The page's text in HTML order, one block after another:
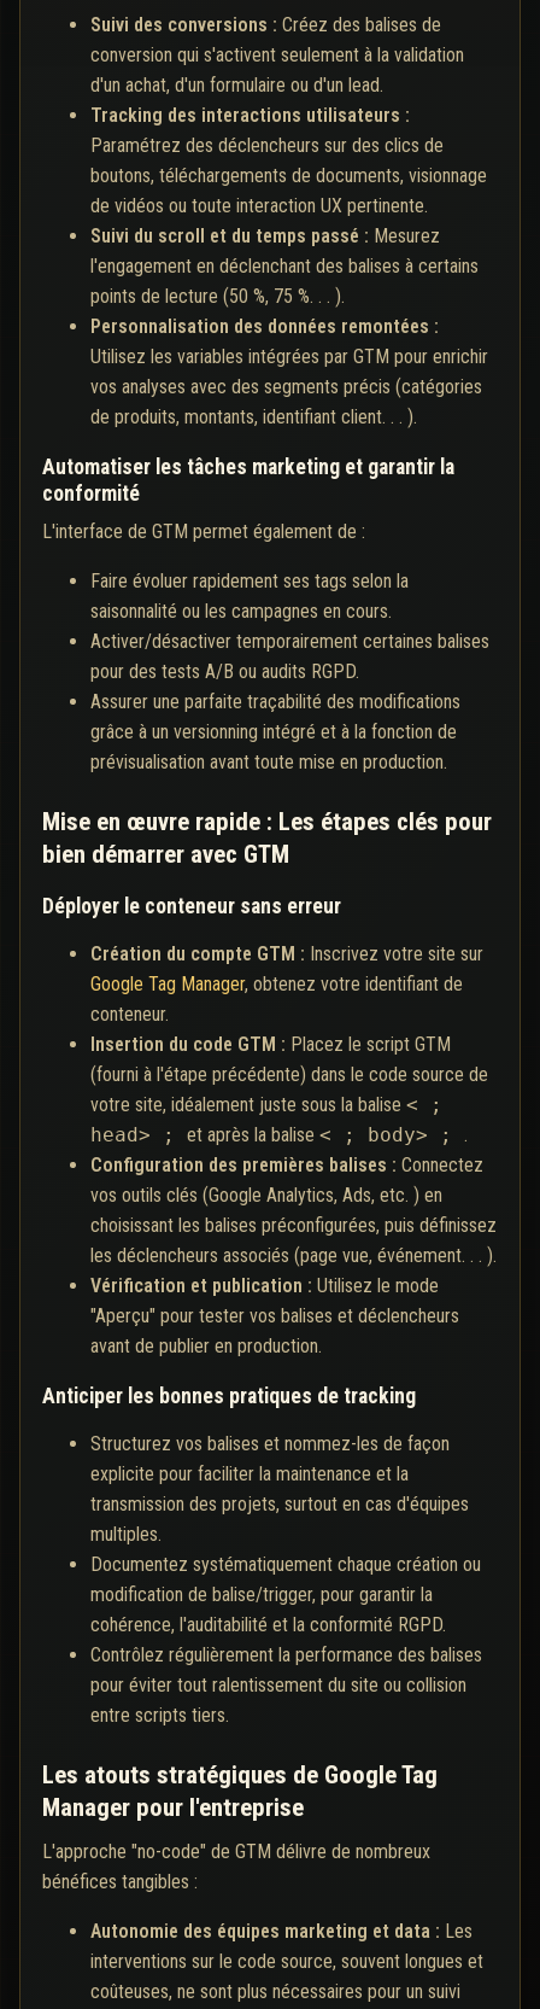
Suivi des conversions : Créez des balises de
conversion qui s'activent seulement à la validation
d'un achat, d'un formulaire ou d'un lead.
Tracking des interactions utilisateurs :
Paramétrez des déclencheurs sur des clics de
boutons, téléchargements de documents, visionnage
de vidéos ou toute interaction UX pertinente.
Suivi du scroll et du temps passé : Mesurez
l'engagement en déclenchant des balises à certains
points de lecture (50 %, 75 %. . . ).
Personnalisation des données remontées :
Utilisez les variables intégrées par GTM pour enrichir
vos analyses avec des segments précis (catégories
de produits, montants, identifiant client. . . ).
Automatiser les tâches marketing et garantir la
conformité
L'interface de GTM permet également de :
Faire évoluer rapidement ses tags selon la
saisonnalité ou les campagnes en cours.
Activer/désactiver temporairement certaines balises
pour des tests A/B ou audits RGPD.
Assurer une parfaite traçabilité des modifications
grâce à un versionning intégré et à la fonction de
prévisualisation avant toute mise en production.
Mise en œuvre rapide : Les étapes clés pour
bien démarrer avec GTM
Déployer le conteneur sans erreur
Création du compte GTM : Inscrivez votre site sur
Google Tag Manager, obtenez votre identifiant de
conteneur.
Insertion du code GTM : Placez le script GTM
(fourni à l'étape précédente) dans le code source de
votre site, idéalement juste sous la balise < ;
head> ; et après la balise < ; body> ; .
Configuration des premières balises : Connectez
vos outils clés (Google Analytics, Ads, etc. ) en
choisissant les balises préconfigurées, puis définissez
les déclencheurs associés (page vue, événement. . . ).
Vérification et publication : Utilisez le mode
"Aperçu" pour tester vos balises et déclencheurs
avant de publier en production.
Anticiper les bonnes pratiques de tracking
Structurez vos balises et nommez-les de façon
explicite pour faciliter la maintenance et la
transmission des projets, surtout en cas d'équipes
multiples.
Documentez systématiquement chaque création ou
modification de balise/trigger, pour garantir la
cohérence, l'auditabilité et la conformité RGPD.
Contrôlez régulièrement la performance des balises
pour éviter tout ralentissement du site ou collision
entre scripts tiers.
Les atouts stratégiques de Google Tag
Manager pour l'entreprise
L'approche "no-code" de GTM délivre de nombreux
bénéfices tangibles :
Autonomie des équipes marketing et data : Les
interventions sur le code source, souvent longues et
coûteuses, ne sont plus nécessaires pour un suivi